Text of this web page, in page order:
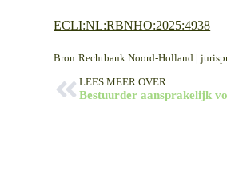
ECLI:NL:RBNHO:2025:4938
Bron:Rechtbank Noord-Holland |
LEES MEER OVER
Bestuurder aansprakelijk